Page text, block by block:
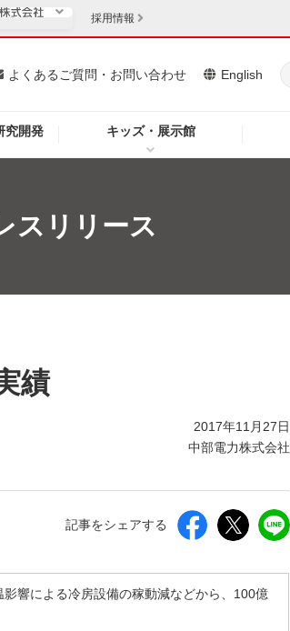
究開発 キッズ・展示館
よくあるご質問・お問い合わせ English
安定供給
企業情報
法人のお客さま
採用情報
スリリース
績
2017年11月27日
中部電力株式会社
記事をシェアする
響による冷房設備の稼動減などから、100億